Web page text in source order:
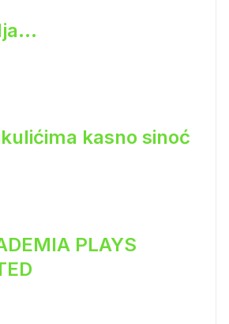
kasno sinoć
PLAYS